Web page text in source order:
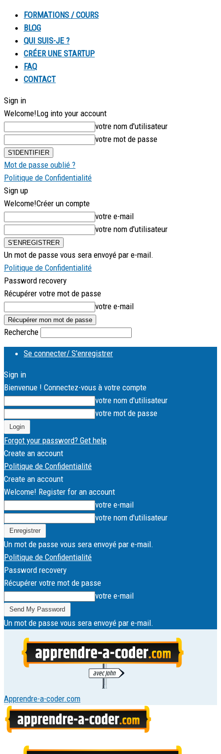
FORMATIONS / COURS
BLOG
QUI SUIS-JE ?
CRÉER UNE STARTUP
FAQ
CONTACT
Sign in
Welcome!Log into your account
votre nom d'utilisateur
votre mot de passe
Mot de passe oublié ?
Politique de Confidentialité
Sign up
Welcome!Créer un compte
votre e-mail
votre nom d'utilisateur
Un mot de passe vous sera envoyé par e-mail.
Politique de Confidentialité
Password recovery
Récupérer votre mot de passe
votre e-mail
Recherche
Se connecter/ S'enregistrer
Sign in
Bienvenue ! Connectez-vous à votre compte
votre nom d'utilisateur
votre mot de passe
Forgot your password? Get help
Create an account
Politique de Confidentialité
Create an account
Welcome! Register for an account
votre e-mail
votre nom d'utilisateur
Un mot de passe vous sera envoyé par e-mail.
Politique de Confidentialité
Password recovery
Récupérer votre mot de passe
votre e-mail
Un mot de passe vous sera envoyé par e-mail.
Apprendre-a-coder.com